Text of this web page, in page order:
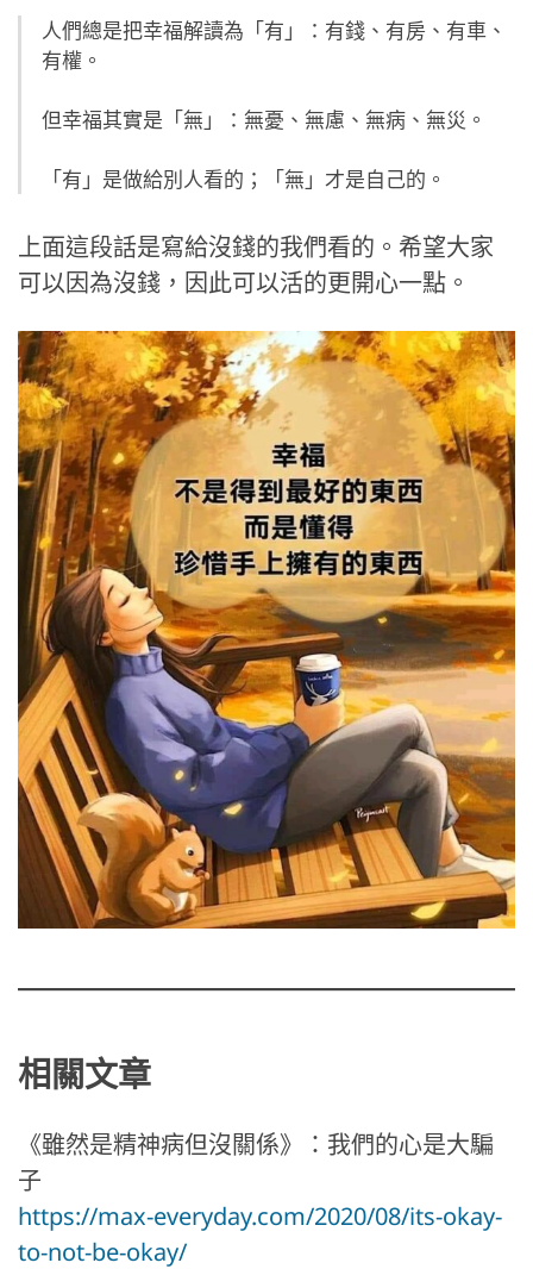
人們總是把幸福解讀為「有」：有錢、有房、有車、
有權。
但幸福其實是「無」：無憂、無慮、無病、無災。
「有」是做給別人看的；「無」才是自己的。
上面這段話是寫給沒錢的我們看的。希望大家
可以因為沒錢，因此可以活的更開心一點。
相關文章
《雖然是精神病但沒關係》：我們的心是大騙
子
https://max-everyday.com/2020/08/its-okay-
to-not-be-okay/